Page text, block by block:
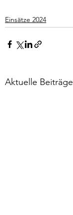
Einsätze 2024
Aktuelle Beiträge